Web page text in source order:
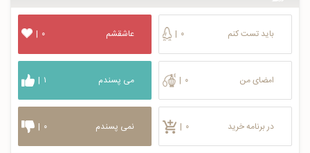
باید تست کنم | ۰
امضای من | ۰
در برنامه خرید | ۰
عاشقشم | ۰
می پسندم | ۱
نمی پسندم | ۰